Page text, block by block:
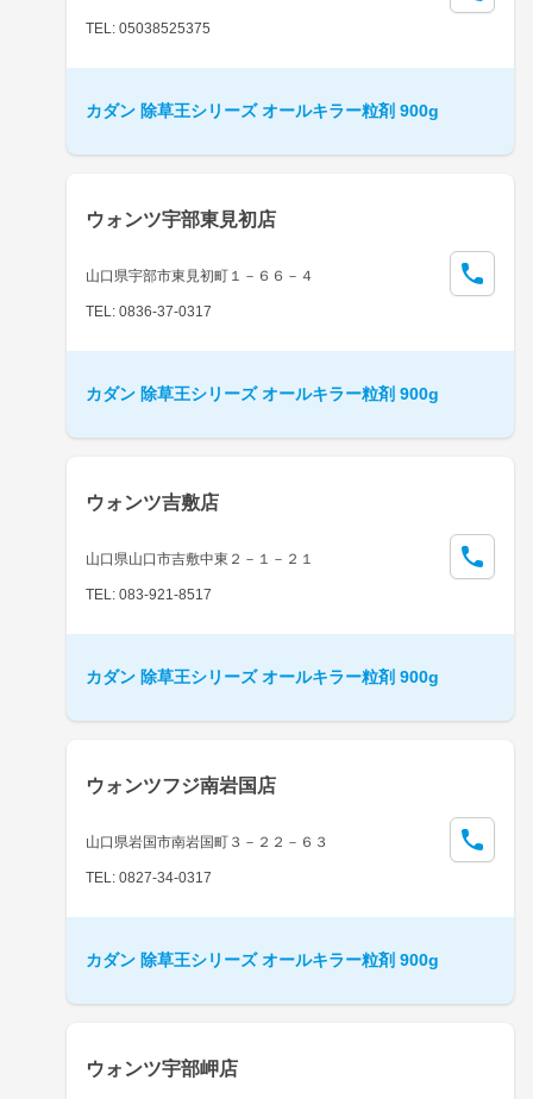
TEL: 05038525375
カダン 除草王シリーズ オールキラー粒剤 900g
ウォンツ宇部東見初店
山口県宇部市東見初町１－６６－４
TEL: 0836-37-0317
カダン 除草王シリーズ オールキラー粒剤 900g
ウォンツ吉敷店
山口県山口市吉敷中東２－１－２１
TEL: 083-921-8517
カダン 除草王シリーズ オールキラー粒剤 900g
ウォンツフジ南岩国店
山口県岩国市南岩国町３－２２－６３
TEL: 0827-34-0317
カダン 除草王シリーズ オールキラー粒剤 900g
ウォンツ宇部岬店